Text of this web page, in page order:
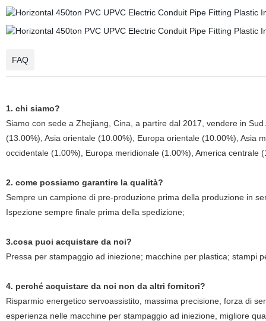
FAQ
1. chi siamo?
Siamo con sede a Zhejiang, Cina, a partire dal 2017, vendere in
(13.00%), Asia orientale (10.00%), Europa orientale (10.00%), Asia
occidentale (1.00%), Europa meridionale (1.00%), America
2. come possiamo garantire la qualità?
Sempre un campione di pre-produzione prima della produzione in
Ispezione sempre finale prima della spedizione;
3.cosa puoi acquistare da noi?
Pressa per stampaggio ad iniezione; macchine per plastica; stampi
4. perché acquistare da noi non da altri fornitori?
Risparmio energetico servoassistito, massima precisione, forza di
esperienza nelle macchine per stampaggio ad iniezione, migliore